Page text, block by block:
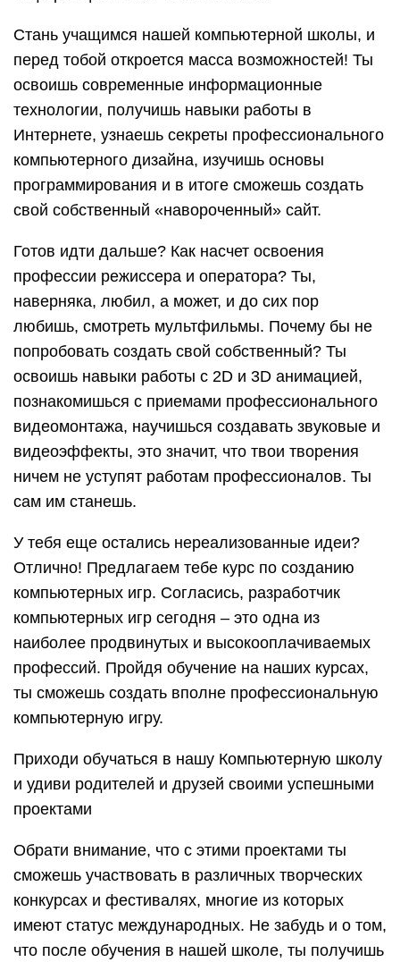
Стань учащимся нашей компьютерной школы, и
перед тобой откроется масса возможностей! Ты
освоишь современные информационные
технологии, получишь навыки работы в
Интернете, узнаешь секреты профессионального
компьютерного дизайна, изучишь основы
программирования и в итоге сможешь создать
свой собственный «навороченный» сайт.
Готов идти дальше? Как насчет освоения
профессии режиссера и оператора? Ты,
наверняка, любил, а может, и до сих пор
любишь, смотреть мультфильмы. Почему бы не
попробовать создать свой собственный? Ты
освоишь навыки работы с 2D и 3D анимацией,
познакомишься с приемами профессионального
видеомонтажа, научишься создавать звуковые и
видеоэффекты, это значит, что твои творения
ничем не уступят работам профессионалов. Ты
сам им станешь.
У тебя еще остались нереализованные идеи?
Отлично! Предлагаем тебе курс по созданию
компьютерных игр. Согласись, разработчик
компьютерных игр сегодня – это одна из
наиболее продвинутых и высокооплачиваемых
профессий. Пройдя обучение на наших курсах,
ты сможешь создать вполне профессиональную
компьютерную игру.
Приходи обучаться в нашу Компьютерную школу
и удиви родителей и друзей своими успешными
проектами
Обрати внимание, что с этими проектами ты
сможешь участвовать в различных творческих
конкурсах и фестивалях, многие из которых
имеют статус международных. Не забудь и о том,
что после обучения в нашей школе, ты получишь